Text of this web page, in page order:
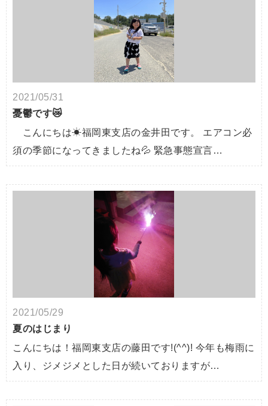
2021/05/31
憂鬱です😿
こんにちは☀福岡東支店の金井田です。 エアコン必
須の季節になってきましたね💦 緊急事態宣言…
2021/05/29
夏のはじまり
こんにちは！福岡東支店の藤田です!(^^)! 今年も梅雨に
入り、ジメジメとした日が続いておりますが…